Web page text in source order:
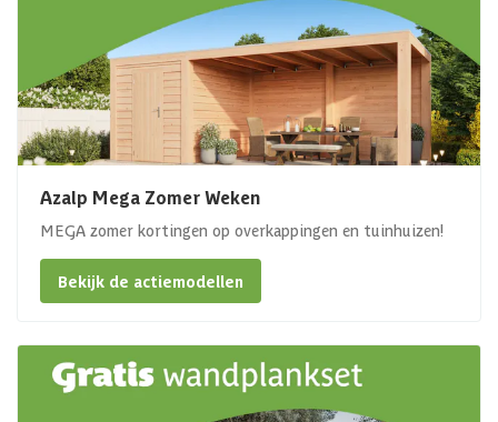
Azalp Mega Zomer Weken
MEGA zomer kortingen op overkappingen en tuinhuizen!
Bekijk de actiemodellen